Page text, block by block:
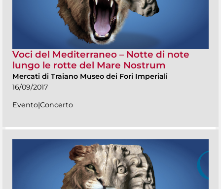
Voci del Mediterraneo – Notte di note
lungo le rotte del Mare Nostrum
Mercati di Traiano Museo dei Fori Imperiali
16/09/2017
Evento|Concerto